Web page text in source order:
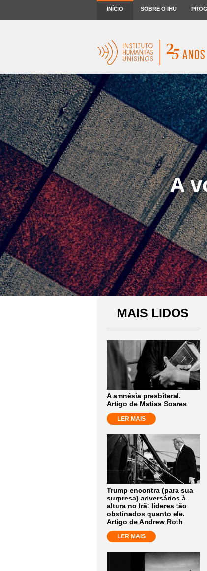
INÍCIO SOBRE O IHU
A
MAIS LIDOS
A amnésia presbiteral.
Artigo de Matias Soares
LER MAIS
Trump encontra (para sua
surpresa) adversários à
altura no Irã: líderes tão
obstinados quanto ele.
Artigo de Andrew Roth
LER MAIS